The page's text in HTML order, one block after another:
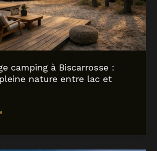
camping à Biscarrosse :
nature entre lac et